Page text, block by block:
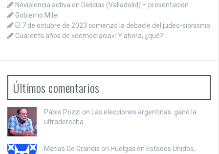
Noviolencia activa en Delicias (Valladolid) – presentación
Gobierno Milei
El 7 de octubre de 2023 comenzó la debacle del judeo-sionismo
Cuarenta años de «democracia»: Y ahora, ¿qué?
Últimos comentarios
Pablo Pozzi on Las elecciones argentinas: ganó la
ultraderecha
Matias De Grandis on Huelgas en Estados Unidos,